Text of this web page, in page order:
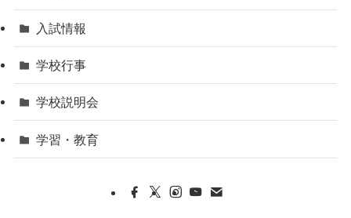
入試情報
学校行事
学校説明会
学習・教育